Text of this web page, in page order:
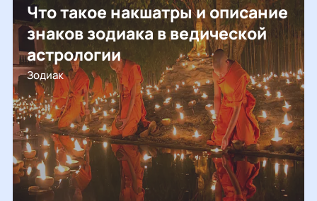
Что такое накшатры и описание
знаков зодиака в ведической
астрологии
Зодиак